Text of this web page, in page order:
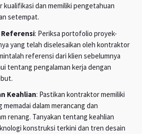
kualifikasi dan memiliki pengetahuan
setempat.
: Periksa portofolio proyek-
yang telah diselesaikan oleh kontraktor
referensi dari klien sebelumnya
tentang pengalaman kerja dengan
Keahlian: Pastikan kontraktor memiliki
memadai dalam merancang dan
renang. Tanyakan tentang keahlian
konstruksi terkini dan tren desain